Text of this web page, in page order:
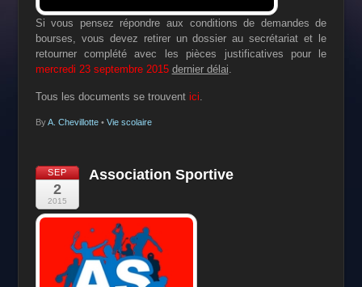
Si vous pensez répondre aux conditions de demandes de
bourses, vous devez retirer un dossier au secrétariat et le
retourner complété avec les pièces justificatives pour le
mercredi 23 septembre 2015 dernier délai
Tous les documents se trouvent ici.
ByA. Chevillotte• Vie scolaire
SEP
2
2015
Association Sportive